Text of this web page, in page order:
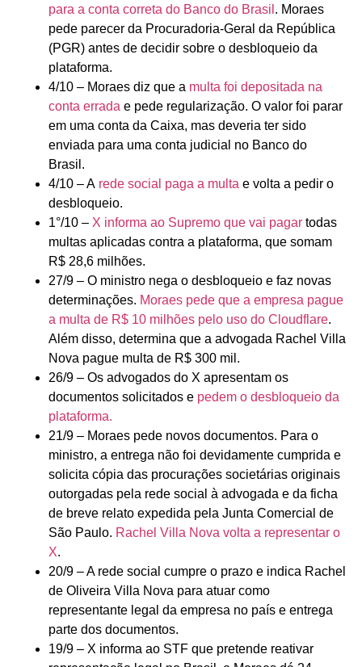
para a conta correta do Banco do Brasil . Moraes
pede parecer da Procuradoria-Geral da República
(PGR) antes de decidir sobre o desbloqueio da
plataforma.
4/10 – Moraes diz que a multa foi depositada na
conta errada e pede regularização. O valor foi parar
em uma conta da Caixa, mas deveria ter sido
enviada para uma conta judicial no Banco do
Brasil.
4/10 – A rede social paga a multa e volta a pedir o
desbloqueio.
1°/10 – X informa ao Supremo que vai pagar todas
multas aplicadas contra a plataforma, que somam
R$ 28,6 milhões.
27/9 – O ministro nega o desbloqueio e faz novas
determinações. Moraes pede que a empresa pague
a multa de R$ 10 milhões pelo uso do Cloudflare.
Além disso, determina que a advogada Rachel Villa
Nova pague multa de R$ 300 mil.
26/9 – Os advogados do X apresentam os
documentos solicitados e pedem o desbloqueio da
plataforma.
21/9 – Moraes pede novos documentos. Para o
ministro, a entrega não foi devidamente cumprida e
solicita cópia das procurações societárias originais
outorgadas pela rede social à advogada e da ficha
de breve relato expedida pela Junta Comercial de
São Paulo. Rachel Villa Nova volta a representar o
X.
20/9 – A rede social cumpre o prazo e indica Rachel
de Oliveira Villa Nova para atuar como
representante legal da empresa no país e entrega
parte dos documentos.
19/9 – X informa ao STF que pretende reativar